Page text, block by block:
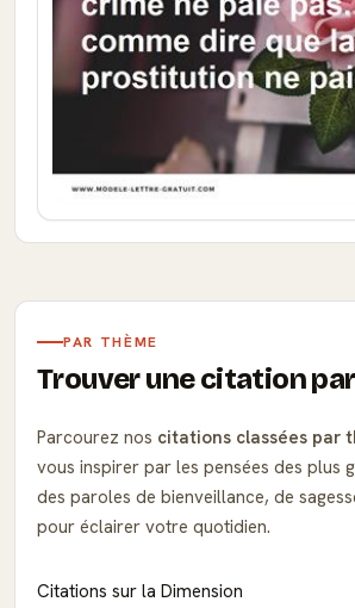
PAR THÈME
Trouver une citation
Parcourez nos citations classées par
vous inspirer par les pensées des plus
des paroles de bienveillance, de
pour éclairer votre quotidien.
Citations sur la Dimension